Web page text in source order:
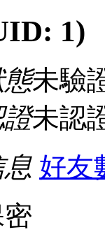
1)
未驗
未認
好友